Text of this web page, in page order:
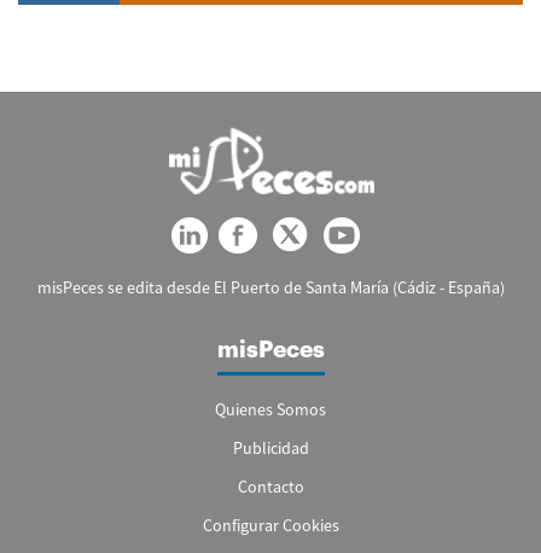
misPeces se edita desde El Puerto de Santa María (Cádiz - España)
misPeces
Quienes Somos
Publicidad
Contacto
Configurar Cookies